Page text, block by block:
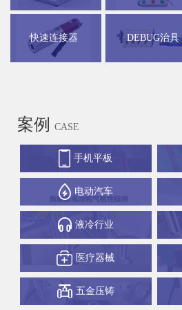
快速连接器 DEBUG治具
案例 CASE
手机平板
电动汽车
液冷行业
医疗器械
五金压铸